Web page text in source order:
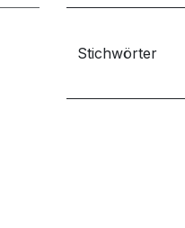
Stichwörter